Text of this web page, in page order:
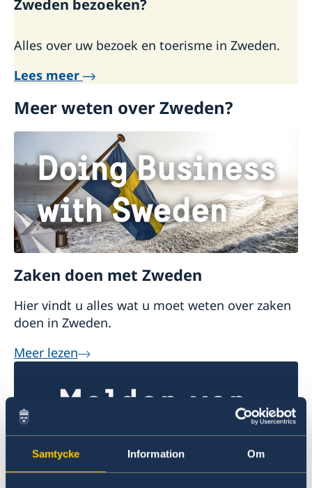
Samtycke Information Om
Zweden bezoeken?
Alles over uw bezoek en toerisme in Zweden.
Lees meer
Meer weten over Zweden?
Zaken doen met Zweden
Hier vindt u alles wat u moet weten over zaken
doen in Zweden.
Meer lezen